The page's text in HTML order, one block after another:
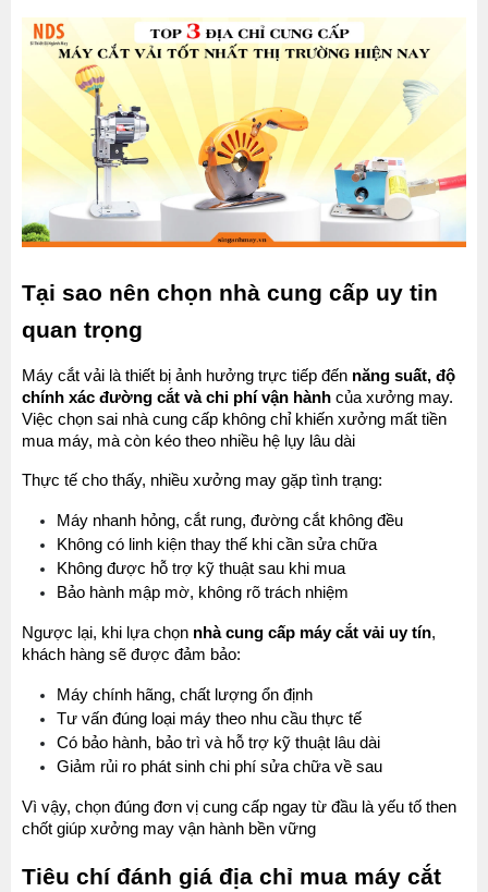
Tại sao nên chọn nhà cung cấp uy tin
quan trọng
Máy cắt vải là thiết bị ảnh hưởng trực tiếp đến năng suất, độ
chính xác đường cắt và chi phí vận hành của xưởng may.
Việc chọn sai nhà cung cấp không chỉ khiến xưởng mất tiền
mua máy, mà còn kéo theo nhiều hệ lụy lâu dài
Thực tế cho thấy, nhiều xưởng may gặp tình trạng:
Máy nhanh hỏng, cắt rung, đường cắt không đều
Không có linh kiện thay thế khi cần sửa chữa
Không được hỗ trợ kỹ thuật sau khi mua
Bảo hành mập mờ, không rõ trách nhiệm
Ngược lại, khi lựa chọn nhà cung cấp máy cắt vải uy tín,
khách hàng sẽ được đảm bảo:
Máy chính hãng, chất lượng ổn định
Tư vấn đúng loại máy theo nhu cầu thực tế
Có bảo hành, bảo trì và hỗ trợ kỹ thuật lâu dài
Giảm rủi ro phát sinh chi phí sửa chữa về sau
Vì vậy, chọn đúng đơn vị cung cấp ngay từ đầu là yếu tố then
chốt giúp xưởng may vận hành bền vững
Tiêu chí đánh giá địa chỉ mua máy cắt